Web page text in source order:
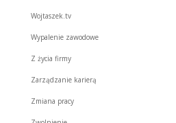
Wojtaszek.tv
Wypalenie zawodowe
Z życia firmy
Zarządzanie karierą
Zmiana pracy